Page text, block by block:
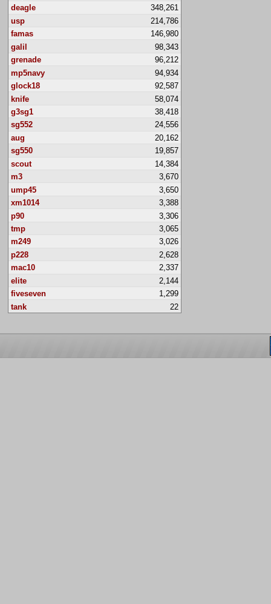
deagle
348,261
usp
214,786
famas
146,980
galil
98,343
grenade
96,212
mp5navy
94,934
glock18
92,587
knife
58,074
g3sg1
38,418
sg552
24,556
aug
20,162
sg550
19,857
scout
14,384
m3
3,670
ump45
3,650
xm1014
3,388
p90
3,306
tmp
3,065
m249
3,026
p228
2,628
mac10
2,337
elite
2,144
fiveseven
1,299
tank
22